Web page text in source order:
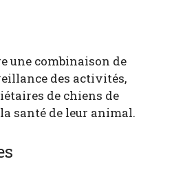
une combinaison de
des activités,
de chiens de
santé de leur animal.